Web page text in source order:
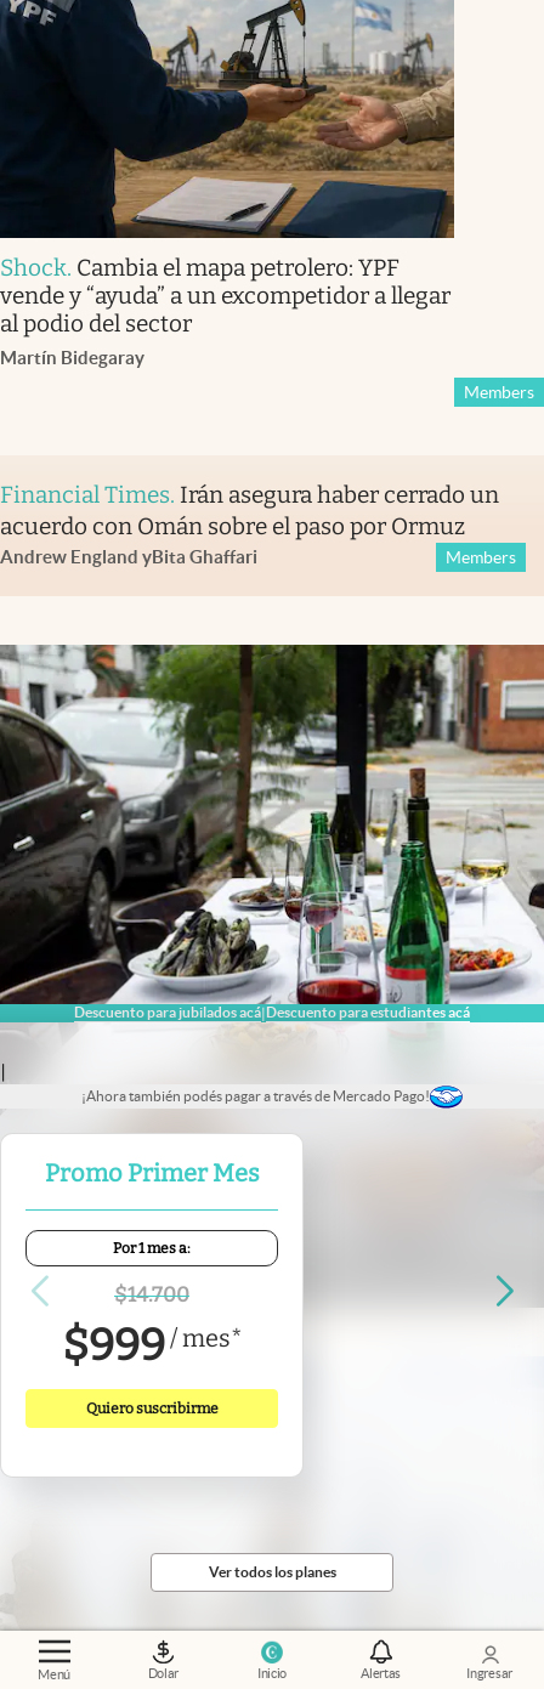
Menú Dolar Inicio Alertas Ingresar
Descuento para jubilados acá|Descuento para estudiantes acá
|
¡Ahora también podés pagar a través de Mercado Pago!
Promo Primer Mes
Por 1 mes a:
$14.700
$999/mes*
Quiero suscribirme
Ver todos los planes
Shock. Cambia el mapa petrolero: YPF
vende y “ayuda” a un excompetidor a llegar
al podio del sector
Martín Bidegaray
Members
Financial Times. Irán asegura haber cerrado un
acuerdo con Omán sobre el paso por Ormuz
Andrew England yBita Ghaffari Members
Experiencias.Cocina sin timidez en una
esquina de barrio
Florencia Pulla